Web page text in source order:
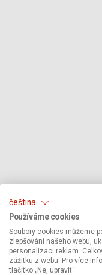
čeština
Používáme cookies
Soubory cookies můžeme
zlepšování našeho webu,
personalizaci reklam.
zážitku z webu. Pro více
tlačítko „Ne, upravit“.